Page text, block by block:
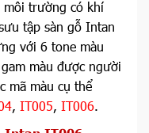
trường có khí
tập sàn gỗ Intan
với 6 tone màu
màu được người
mã màu cụ thể
, IT005, IT006.